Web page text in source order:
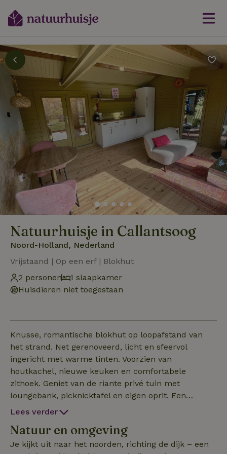
Natuurhuisje in Callantsoog
Noord-Holland, Nederland
Vrijstaand | Op een erf | Blokhut
2 personen
1 slaapkamer
Huisdieren niet toegestaan
Knusse, romantische blokhut op loopafstand van
het strand. Net gerenoveerd, licht en sfeervol
ingericht met warme tinten. Voorzien van
houtkachel, nieuwe keuken en comfortabele
zithoek. Geniet van de riante privé tuin met
loungebank, picknicktafel en eigen oprit. Een
heerlijke plek om tot rust te komen of samen te
De ruimte Bij aankomst in de ruime, groene tuin
nodigen de openslaande deuren je uit om het
Lees verder
Natuur en omgeving
Je kijkt uit naar het noorden, richting de dijk – een